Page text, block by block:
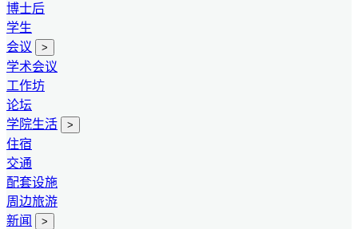
博士后
学生
会议
>
学术会议
工作坊
论坛
学院生活
>
住宿
交通
配套设施
周边旅游
新闻
>